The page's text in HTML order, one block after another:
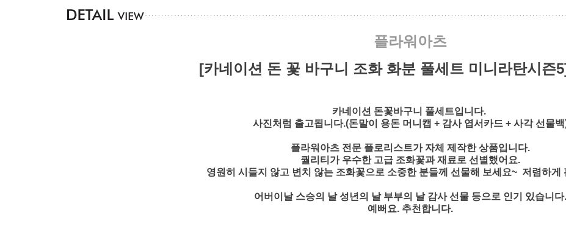
플라워아츠
[카네이션 돈 꽃 바구니 조화 화분 풀세트 미니라탄시즌
카네이션 돈꽃바구니 풀세트입니다.
사진처럼 출고됩니다.(돈말이 용돈 머니캡 + 감사 엽서카드 + 사각 선물
플라워아츠 전문 플로리스트가 자체 제작한 상품입니다.
퀄리티가 우수한 고급 조화꽃과 재료로 선별했어요.
영원히 시들지 않고 변치 않는 조화꽃으로 소중한 분들께 선물해 보세요~ 저렴하게
어버이날 스승의 날 성년의 날 부부의 날 감사 선물 등으로 인기 있습니다.
예뻐요. 추천합니다.